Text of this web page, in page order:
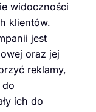
widoczności
klientów.
jest
oraz jej
reklamy,
do
ich do